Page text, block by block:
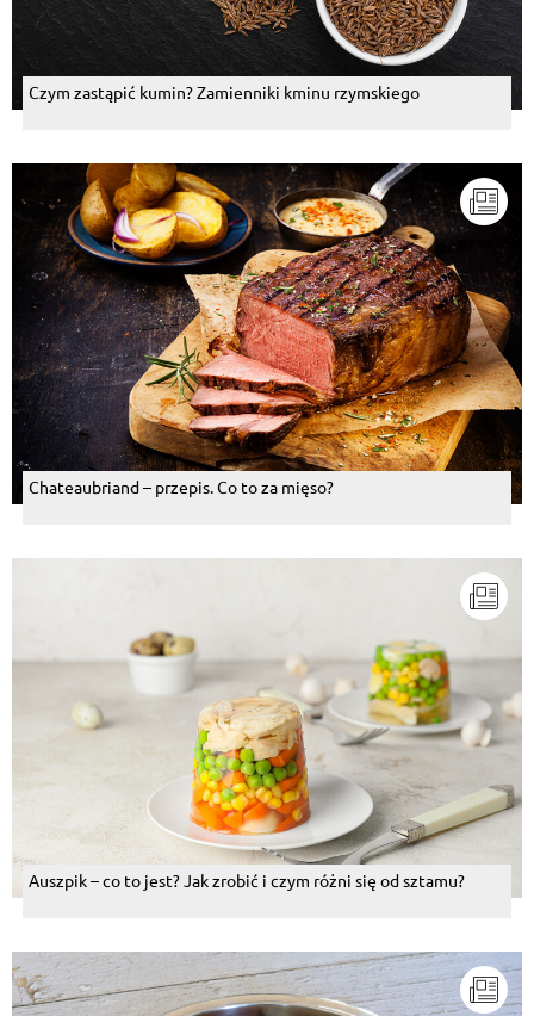
Czym zastąpić kumin? Zamienniki kminu rzymskiego
Chateaubriand – przepis. Co to za mięso?
Auszpik – co to jest? Jak zrobić i czym różni się od sztamu?